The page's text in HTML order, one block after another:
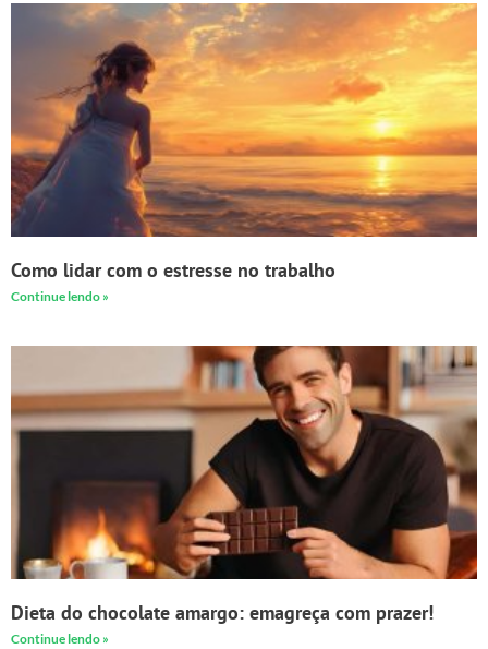
Como lidar com o estresse no trabalho
Continue lendo »
Dieta do chocolate amargo: emagreça com prazer!
Continue lendo »